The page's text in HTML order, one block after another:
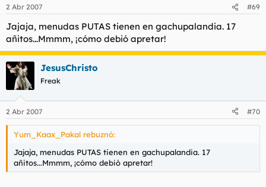
2 Abr 2007 #69
Jajaja, menudas PUTAS tienen en gachupalandia. 17
añitos...Mmmm, ¡cómo debió apretar!
JesusChristo
Freak
2 Abr 2007 #70
Yum_Kaax_Pakal rebuznó:
Jajaja, menudas PUTAS tienen en gachupalandia. 17
añitos...Mmmm, ¡cómo debió apretar!